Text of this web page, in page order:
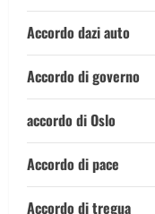
Accordo dazi auto
Accordo di governo
accordo di Oslo
Accordo di pace
Accordo di tregua